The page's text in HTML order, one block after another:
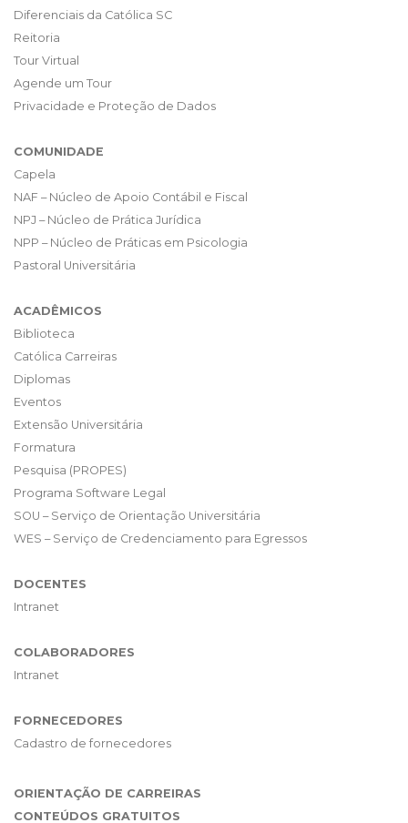
Diferenciais da Católica SC
Reitoria
Tour Virtual
Agende um Tour
Privacidade e Proteção de Dados
COMUNIDADE
Capela
NAF – Núcleo de Apoio Contábil e Fiscal
NPJ – Núcleo de Prática Jurídica
NPP – Núcleo de Práticas em Psicologia
Pastoral Universitária
ACADÊMICOS
Biblioteca
Católica Carreiras
Diplomas
Eventos
Extensão Universitária
Formatura
Pesquisa (PROPES)
Programa Software Legal
SOU – Serviço de Orientação Universitária
WES – Serviço de Credenciamento para Egressos
DOCENTES
Intranet
COLABORADORES
Intranet
FORNECEDORES
Cadastro de fornecedores
ORIENTAÇÃO DE CARREIRAS
CONTEÚDOS GRATUITOS